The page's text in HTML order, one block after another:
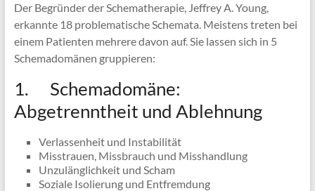
Der Begründer der Schematherapie, Jeffrey A. Young,
erkannte 18 problematische Schemata. Meistens treten bei
einem Patienten mehrere davon auf. Sie lassen sich in 5
Schemadomänen gruppieren:
1. Schemadomäne:
Abgetrenntheit und Ablehnung
Verlassenheit und Instabilität
Misstrauen, Missbrauch und Misshandlung
Unzulänglichkeit und Scham
Soziale Isolierung und Entfremdung